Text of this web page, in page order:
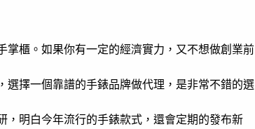
櫃。如果你有一定的經濟實力，又不想做創業前
擇一個靠譜的手錶品牌做代理，是非常不錯的選
明白今年流行的手錶款式，還會定期的發布新